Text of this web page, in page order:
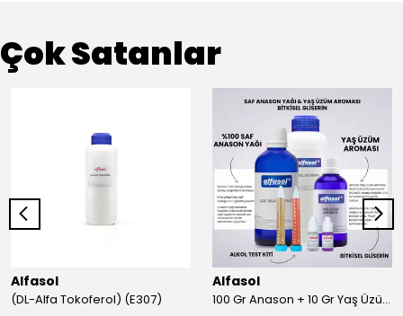
Çok Satanlar
Alfasol
(DL-Alfa Tokoferol) (E307)
Alfasol
100 Gr Anason + 10 Gr Yaş Üzüm + 250 Gr Gliserin + Alkol Test Kiti